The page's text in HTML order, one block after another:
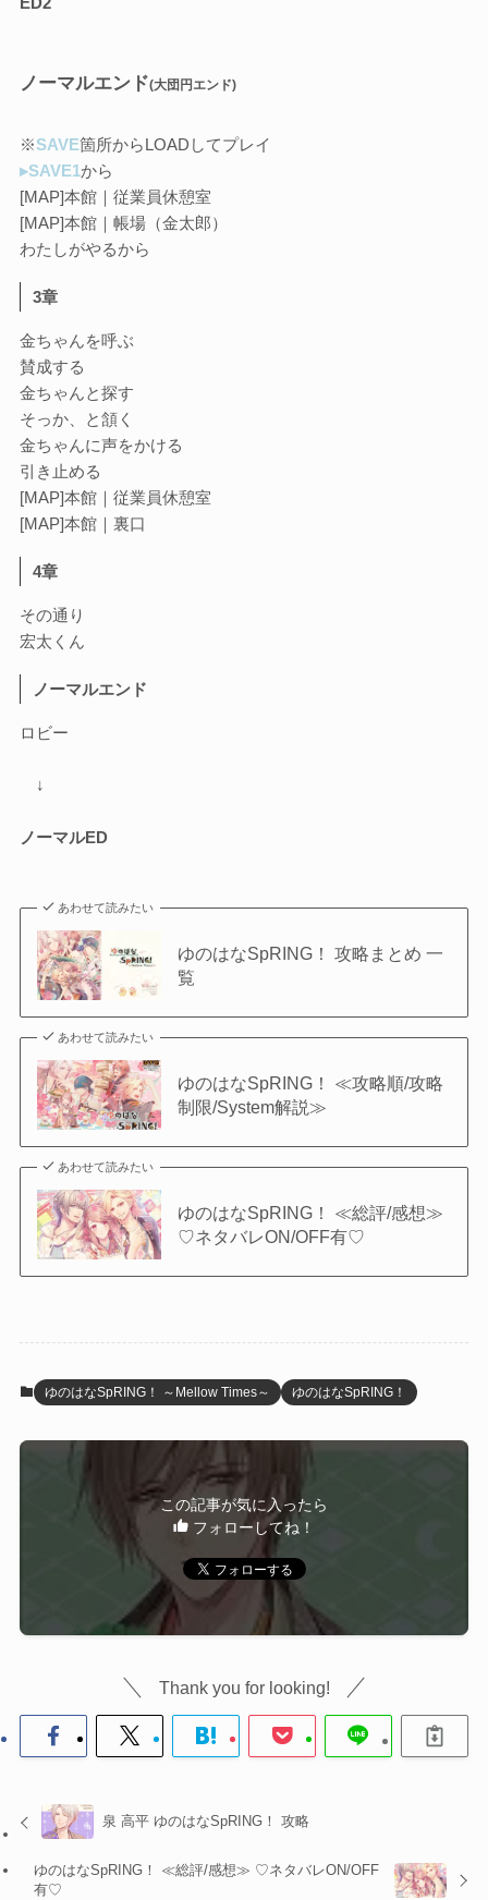
ノーマルエンド(大団円エンド)
※SAVE箇所からLOADしてプレイ
▸SAVE1から
[MAP]本館｜従業員休憩室
[MAP]本館｜帳場（金太郎）
わたしがやるから
3章
金ちゃんを呼ぶ
賛成する
金ちゃんと探す
そっか、と頷く
金ちゃんに声をかける
引き止める
[MAP]本館｜従業員休憩室
[MAP]本館｜裏口
4章
その通り
宏太くん
ノーマルエンド
ロビー
↓
ノーマルED
あわせて読みたい
ゆのはなSpRING！ 攻略まとめ 一
覧
あわせて読みたい
ゆのはなSpRING！ ≪攻略順/攻略
制限/System解説≫
あわせて読みたい
ゆのはなSpRING！ ≪総評/感想≫
♡ネタバレON/OFF有♡
ゆのはなSpRING！ ～Mellow Times～ ゆのはなSpRING！
この記事が気に入ったら
フォローしてね！
Thank you for looking!
泉 高平 ゆのはなSpRING！ 攻略
ゆのはなSpRING！ ≪総評/感想≫ ♡ネタバレON/OFF
有♡